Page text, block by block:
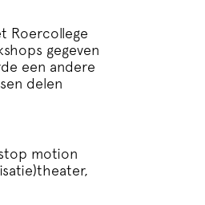
Roercollege
gegeven
een andere
delen
motion